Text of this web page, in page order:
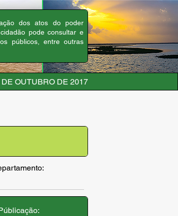
dos atos do poder
pode consultar e
públicos, entre outras
OUTUBRO DE 2017